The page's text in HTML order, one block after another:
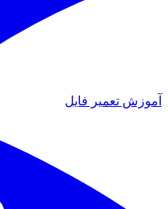
آموزش تعمیر فایل